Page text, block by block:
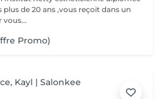
de 20 ans ,vous reçoit dans un
vous...
Promo)